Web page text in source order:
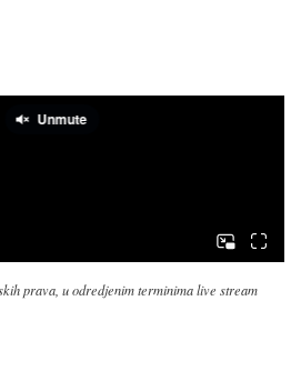
prava, u odredjenim terminima live stream